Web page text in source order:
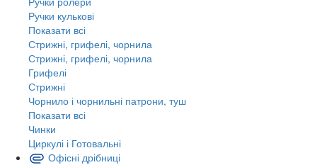
Ручки кулькові
Показати всі
Стрижні, грифелі, чорнила
Стрижні, грифелі, чорнила
Грифелі
Стрижні
Чорнило і чорнильні патрони, туш
Показати всі
Чинки
Циркулі і Готовальні
Офісні дрібниці